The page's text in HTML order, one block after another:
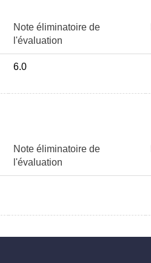
Note éliminatoire de
l'évaluation
6.0
Note éliminatoire de
l'évaluation